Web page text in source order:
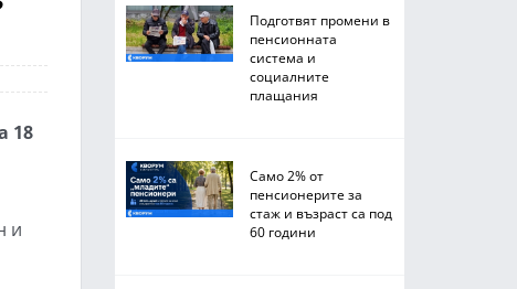
18
и
Подготвят промени в
пенсионната
система и
социалните
плащания
Само 2% от
пенсионерите за
стаж и възраст са под
60 години